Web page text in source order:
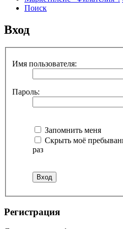
Поиск
Вход
Имя пользователя:
Пароль:
Запомнить меня
Скрыть моё
раз
Регистрация